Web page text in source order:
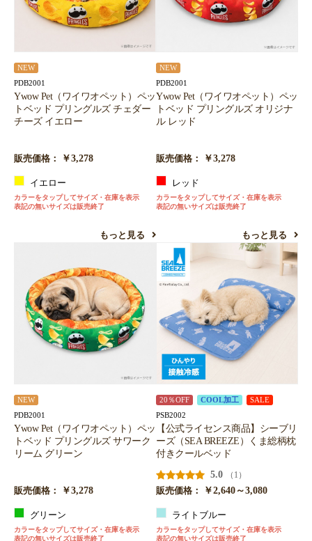
NEW
PDB2001
Ywow Pet（ワイワオペット）ペッ
トベッド プリングルズ チェダー
チーズ イエロー
販売価格： ￥3,278
イエロー
カラーをタップしてサイズ・在庫を表示
表記の無いサイズは販売終了
もっと見る
NEW
PDB2001
Ywow Pet（ワイワオペット）ペッ
トベッド プリングルズ オリジナ
ル レッド
販売価格： ￥3,278
レッド
カラーをタップしてサイズ・在庫を表示
表記の無いサイズは販売終了
もっと見る
NEW
PDB2001
Ywow Pet（ワイワオペット）ペッ
トベッド プリングルズ サワーク
リーム グリーン
販売価格： ￥3,278
グリーン
カラーをタップしてサイズ・在庫を表示
表記の無いサイズは販売終了
20％OFF COOL加工 SALE
PSB2002
【公式ライセンス商品】シーブリ
ーズ（SEA BREEZE）くま総柄枕
付きクールベッド
5.0
（1）
販売価格：
￥2,640～3,080
ライトブルー
カラーをタップしてサイズ・在庫を表示
表記の無いサイズは販売終了